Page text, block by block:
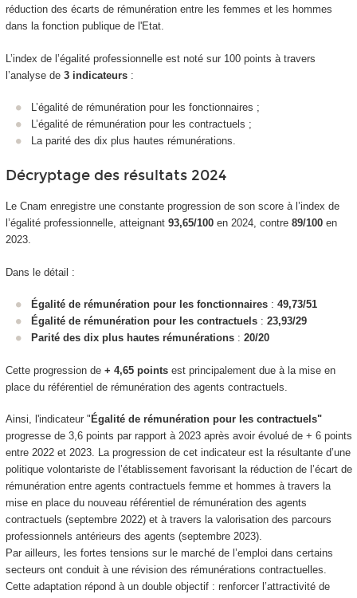
réduction des écarts de rémunération entre les femmes et les hommes
dans la fonction publique de l'Etat.
L’index de l’égalité professionnelle est noté sur 100 points à travers
l’analyse de 3 indicateurs:
L’égalité de rémunération pour les fonctionnaires ;
L’égalité de rémunération pour les contractuels ;
La parité des dix plus hautes rémunérations.
Décryptage des résultats 2024
Le Cnam enregistre une constante progression de son score à l’index de
l’égalité professionnelle, atteignant 93,65/100en 2024, contre 89/100en
2023.
Dans le détail :
Égalité de rémunération pour les fonctionnaires : 49,73/51
Égalité de rémunération pour les contractuels : 23,93/29
Parité des dix plus hautes rémunérations : 20/20
Cette progression de + 4,65 pointsest principalement due à la mise en
place du référentiel de rémunération des agents contractuels.
Ainsi, l'indicateur " Égalité de rémunération pour les contractuels"
progresse de 3,6 points par rapport à 2023 après avoir évolué de + 6 points
entre 2022 et 2023. La progression de cet indicateur est la résultante d’une
politique volontariste de l’établissement favorisant la réduction de l’écart de
rémunération entre agents contractuels femme et hommes à travers la
mise en place du nouveau référentiel de rémunération des agents
contractuels (septembre 2022) et à travers la valorisation des parcours
professionnels antérieurs des agents (septembre 2023).
Par ailleurs, les fortes tensions sur le marché de l’emploi dans certains
secteurs ont conduit à une révision des rémunérations contractuelles.
Cette adaptation répond à un double objectif : renforcer l’attractivité de